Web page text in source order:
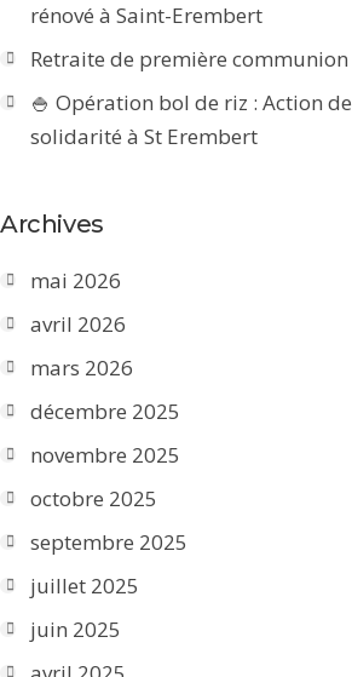
rénové à Saint-Erembert
Retraite de première communion
🍚 Opération bol de riz : Action de
solidarité à St Erembert
Archives
mai 2026
avril 2026
mars 2026
décembre 2025
novembre 2025
octobre 2025
septembre 2025
juillet 2025
juin 2025